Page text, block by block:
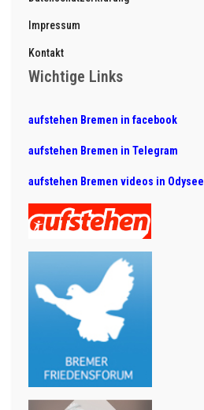
Impressum
Kontakt
Wichtige Links
aufstehen Bremen in facebook
aufstehen Bremen in Telegram
aufstehen Bremen videos in Odysee